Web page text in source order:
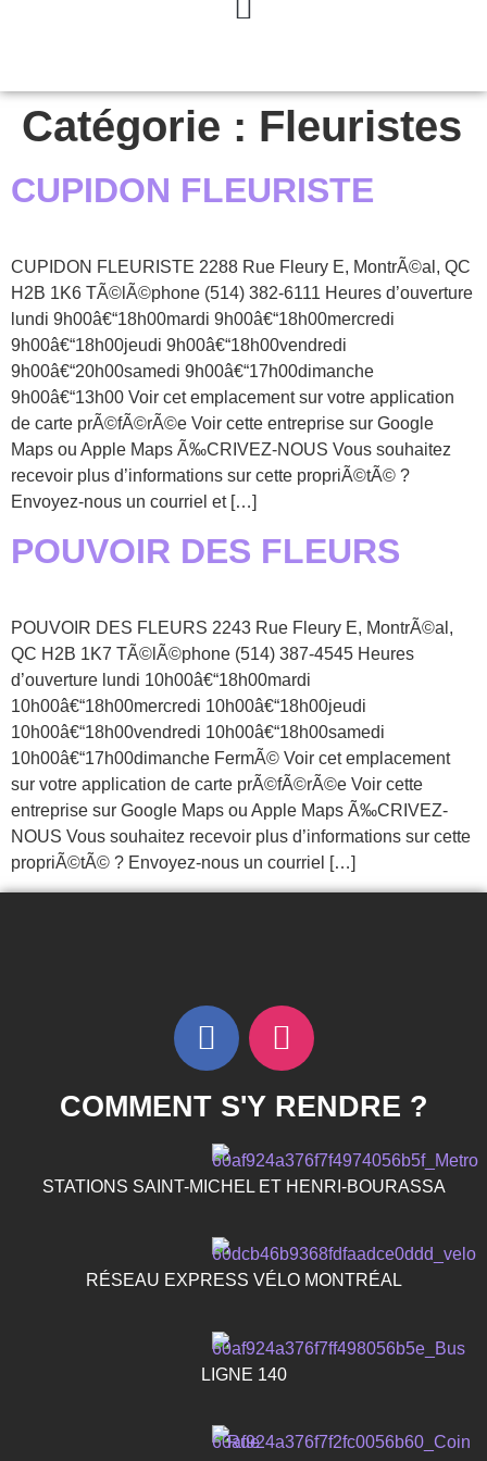
Catégorie : Fleuristes
CUPIDON FLEURISTE
CUPIDON FLEURISTE 2288 Rue Fleury E, MontrÃ©al, QC
H2B 1K6 TÃ©lÃ©phone (514) 382-6111 Heures d’ouverture
lundi 9h00â€“18h00mardi 9h00â€“18h00mercredi
9h00â€“18h00jeudi 9h00â€“18h00vendredi
9h00â€“20h00samedi 9h00â€“17h00dimanche
9h00â€“13h00 Voir cet emplacement sur votre application
de carte prÃ©fÃ©rÃ©e Voir cette entreprise sur Google
Maps ou Apple Maps Ã‰CRIVEZ-NOUS Vous souhaitez
recevoir plus d’informations sur cette propriÃ©tÃ© ?
Envoyez-nous un courriel et […]
POUVOIR DES FLEURS
POUVOIR DES FLEURS 2243 Rue Fleury E, MontrÃ©al,
QC H2B 1K7 TÃ©lÃ©phone (514) 387-4545 Heures
d’ouverture lundi 10h00â€“18h00mardi
10h00â€“18h00mercredi 10h00â€“18h00jeudi
10h00â€“18h00vendredi 10h00â€“18h00samedi
10h00â€“17h00dimanche FermÃ© Voir cet emplacement
sur votre application de carte prÃ©fÃ©rÃ©e Voir cette
entreprise sur Google Maps ou Apple Maps Ã‰CRIVEZ-
NOUS Vous souhaitez recevoir plus d’informations sur cette
propriÃ©tÃ© ? Envoyez-nous un courriel […]
COMMENT S'Y RENDRE ?
STATIONS SAINT-MICHEL ET HENRI-BOURASSA
RÉSEAU EXPRESS VÉLO MONTRÉAL
LIGNE 140